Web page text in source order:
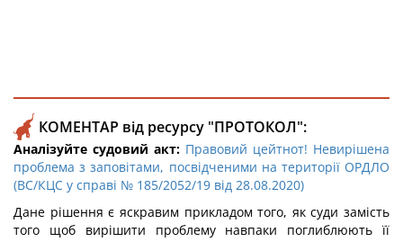
КОМЕНТАР від ресурсу "ПРОТОКОЛ":
Аналізуйте судовий акт: Правовий цейтнот! Невирішена
проблема з заповітами, посвідченими на території ОРДЛО
(ВС/КЦС у справі № 185/2052/19 від 28.08.2020)
Дане рішення є яскравим прикладом того, як суди замість
того щоб вирішити проблему навпаки поглиблюють її